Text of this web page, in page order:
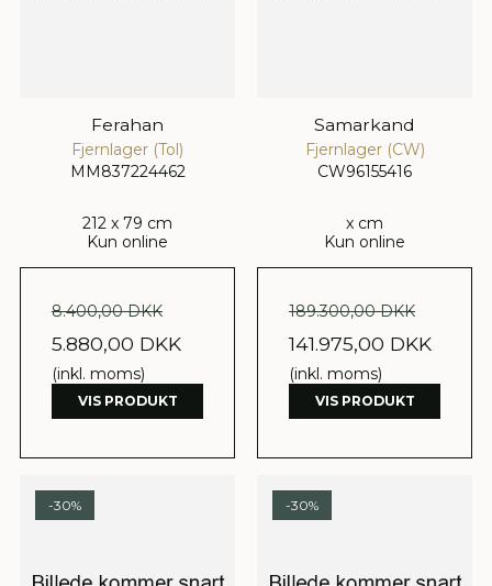
Ferahan
Fjernlager (Tol)
MM837224462
212 x 79 cm
Kun online
8.400,00 DKK
5.880,00 DKK
(inkl. moms)
VIS PRODUKT
Samarkand
Fjernlager (CW)
CW96155416
x cm
Kun online
189.300,00 DKK
141.975,00 DKK
(inkl. moms)
VIS PRODUKT
-30% -30%